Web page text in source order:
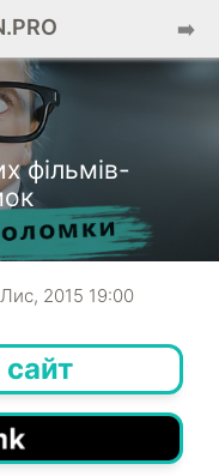
➡️
фільмів-
2015 19:00